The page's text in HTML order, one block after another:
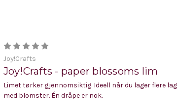
Joy!Crafts
Joy!Crafts - paper blossoms lim
Limet tørker gjennomsiktig. Ideell når du lager flere lag
med blomster. Én dråpe er nok.